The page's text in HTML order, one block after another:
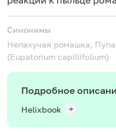
Синонимы
Непахучая ромашка,
(Eupatorium capillifolium)
Подробное
Helixbook